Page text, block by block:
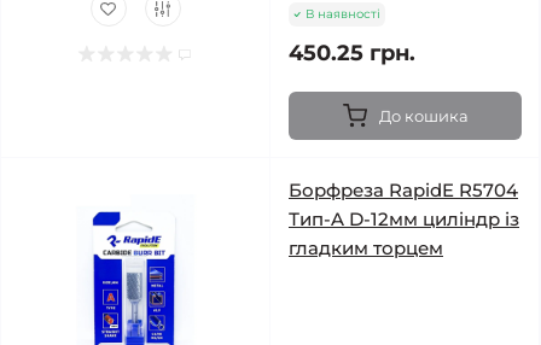
В наявності
450.25 грн.
До кошика
Борфреза RapidE R5704
Тип-A D-12мм циліндр із
гладким торцем